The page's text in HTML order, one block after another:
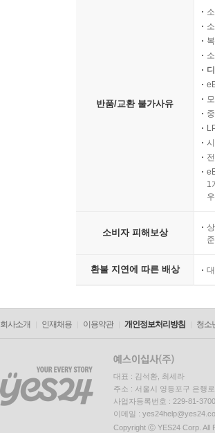
반품/교환 불가사유
1
소비자 피해보상
환불 지연에 따른 배상
회사소개 인재채용 이용약관 개인정보처리방침 청소
대표 : 김석환, 최세라
주소 : 서울시 영등포구 은행
사업자등록번호 : 229-81-
이메일 :
Copyright ⓒ YES24 Corp. All